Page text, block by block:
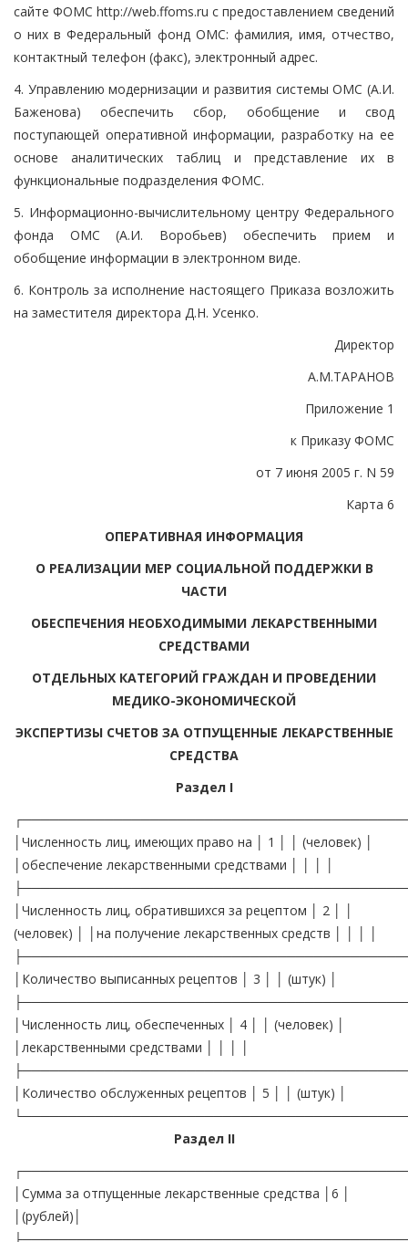
сайте ФОМС http://web.ffoms.ru с предоставлением сведений
о них в Федеральный фонд ОМС: фамилия, имя, отчество,
контактный телефон (факс), электронный адрес.
4. Управлению модернизации и развития системы ОМС (А.И.
Баженова) обеспечить сбор, обобщение и свод
поступающей оперативной информации, разработку на ее
основе аналитических таблиц и представление их в
функциональные подразделения ФОМС.
5. Информационно-вычислительному центру Федерального
фонда ОМС (А.И. Воробьев) обеспечить прием и
обобщение информации в электронном виде.
6. Контроль за исполнение настоящего Приказа возложить
на заместителя директора Д.Н. Усенко.
Директор
А.М.ТАРАНОВ
Приложение 1
к Приказу ФОМС
от 7 июня 2005 г. N 59
Карта 6
ОПЕРАТИВНАЯ ИНФОРМАЦИЯ
О РЕАЛИЗАЦИИ МЕР СОЦИАЛЬНОЙ ПОДДЕРЖКИ В
ЧАСТИ
ОБЕСПЕЧЕНИЯ НЕОБХОДИМЫМИ ЛЕКАРСТВЕННЫМИ
СРЕДСТВАМИ
ОТДЕЛЬНЫХ КАТЕГОРИЙ ГРАЖДАН И ПРОВЕДЕНИИ
МЕДИКО-ЭКОНОМИЧЕСКОЙ
ЭКСПЕРТИЗЫ СЧЕТОВ ЗА ОТПУЩЕННЫЕ ЛЕКАРСТВЕННЫЕ
СРЕДСТВА
Раздел I
│Численность лиц, имеющих право на │ 1 │ │ (человек) │
│обеспечение лекарственными средствами │ │ │ │
│Численность лиц, обратившихся за рецептом │ 2 │ │
(человек) │ │на получение лекарственных средств │ │ │ │
│Количество выписанных рецептов │ 3 │ │ (штук) │
│Численность лиц, обеспеченных │ 4 │ │ (человек) │
│лекарственными средствами │ │ │ │
│Количество обслуженных рецептов │ 5 │ │ (штук) │
Раздел II
│Сумма за отпущенные лекарственные средства │6 │
│(рублей)│